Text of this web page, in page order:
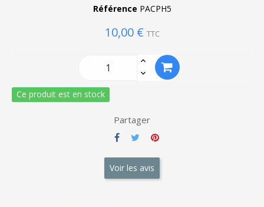
Référence PACPH5
10,00 € TTC
Ce produit est en stock
Partager
Voir les avis